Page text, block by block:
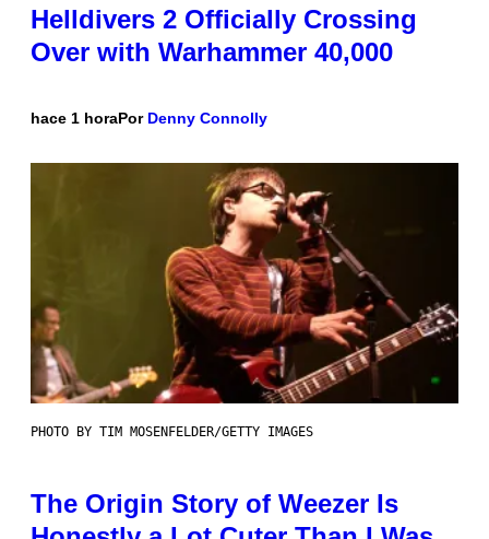
Helldivers 2 Officially Crossing
Over with Warhammer 40,000
hace 1 horaPor Denny Connolly
PHOTO BY TIM MOSENFELDER/GETTY IMAGES
The Origin Story of Weezer Is